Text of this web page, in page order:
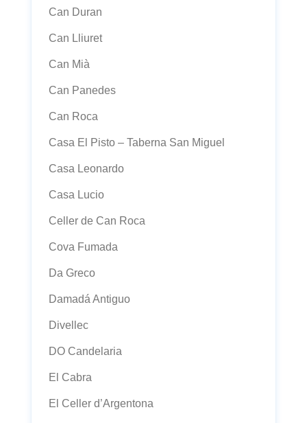
Can Duran
Can Lliuret
Can Mià
Can Panedes
Can Roca
Casa El Pisto – Taberna San Miguel
Casa Leonardo
Casa Lucio
Celler de Can Roca
Cova Fumada
Da Greco
Damadá Antiguo
Divellec
DO Candelaria
El Cabra
El Celler d’Argentona